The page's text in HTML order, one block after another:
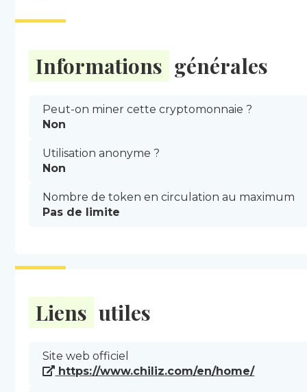
Informations générales
Peut-on miner cette cryptomonnaie ?
Non
Utilisation anonyme ?
Non
Nombre de token en circulation au maximum
Pas de limite
Liens utiles
Site web officiel
https://www.chiliz.com/en/home/